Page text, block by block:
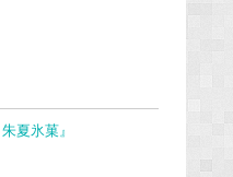
夏氷菓』